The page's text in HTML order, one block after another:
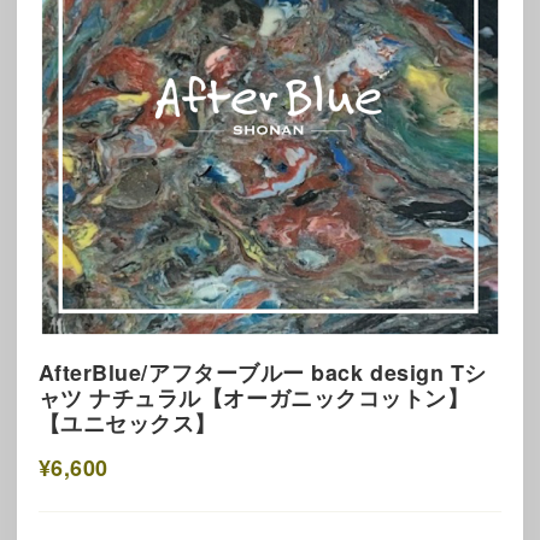
AfterBlue/アフターブルー back design Tシ
ャツ ナチュラル【オーガニックコットン】
【ユニセックス】
¥6,600